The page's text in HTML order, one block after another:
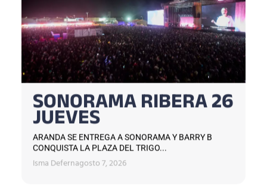
SONORAMA RIBERA 26
JUEVES
ARANDA SE ENTREGA A SONORAMA Y BARRY B
CONQUISTA LA PLAZA DEL TRIGO...
Isma Defernagosto 7, 2026